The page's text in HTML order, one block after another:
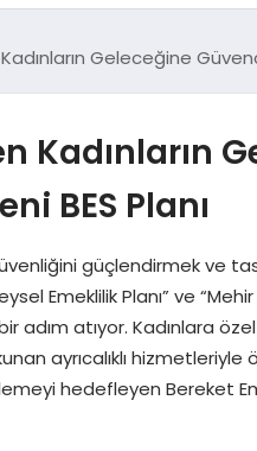
Geleceğine
Kadınların
BES Planı
güçlendirmek ve
Emeklilik Planı” ve
adım atıyor. Kadınlara
ayrıcalıklı hizmetleriyle
hedefleyen Bereket